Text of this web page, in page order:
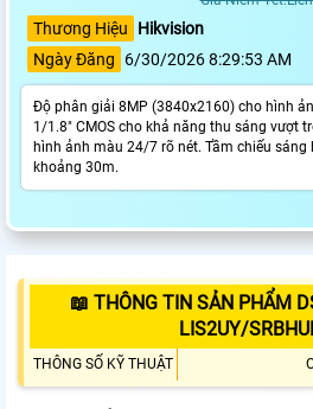
Thương Hiệu
Hikvision
Ngày Đăng
6/30/2026 8:29:53 AM
Độ phân giải 8MP (3840x2160) cho hình
1/1.8" CMOS cho khả năng thu sáng vượt
hình ảnh màu 24/7 rõ nét. Tầm chiếu
khoảng 30m.
📖 THÔNG TIN SẢN PHẨM
LIS2UY/
THÔNG SỐ KỸ THUẬT